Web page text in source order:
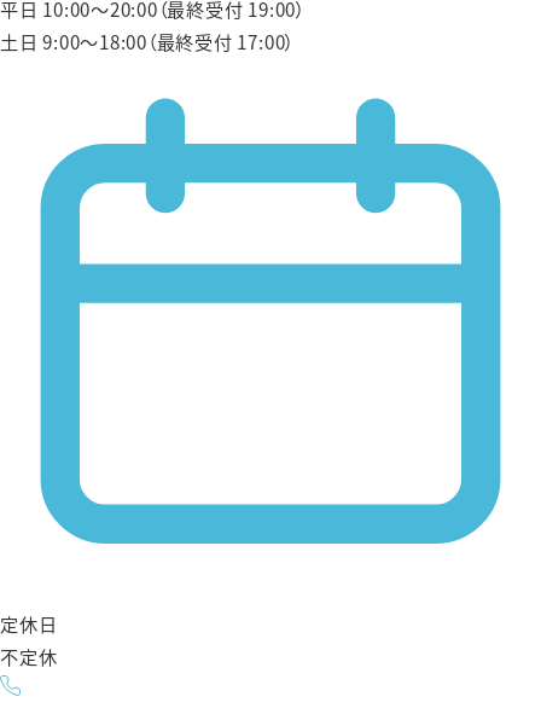
平日 10:00〜20:00（最終受付 19:00）
土日 9:00〜18:00（最終受付 17:00）
定休日
不定休